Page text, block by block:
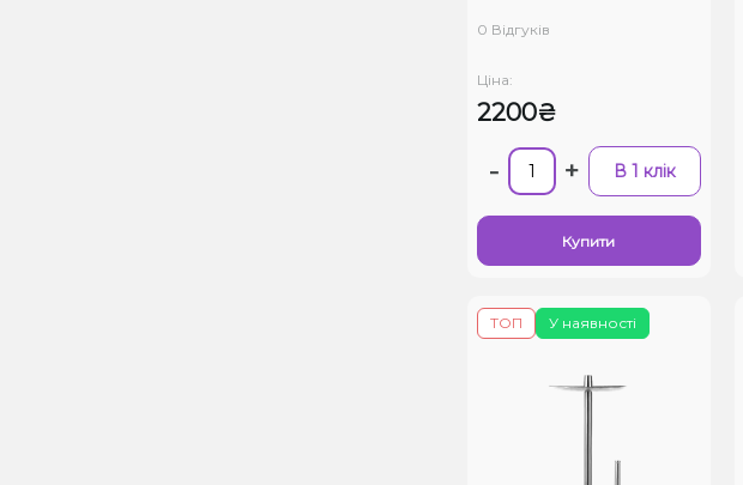
0 Відгуків
Ціна:
2200₴
- + В 1 клік
Купити
У наявності
ТОП